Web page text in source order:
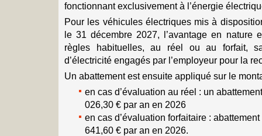
fonctionnant exclusivement à l’énergie
Pour les véhicules électriques mis à
le 31 décembre 2027, l’avantage en nature
règles habituelles, au réel ou au forfait,
d’électricité engagés par l’employeur pour la
Un abattement est ensuite appliqué sur le
en cas d’évaluation au réel : un
026,30 € par an en 2026
en cas d’évaluation forfaitaire :
641,60 € par an en 2026.